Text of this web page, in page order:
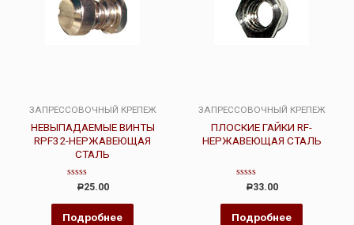
ЗАПРЕССОВОЧНЫЙ КРЕПЕЖ
НЕВЫПАДАЕМЫЕ ВИНТЫ
RPF32-НЕРЖАВЕЮЩАЯ
СТАЛЬ
Оценка
из
Р25.00
Подробнее
ЗАПРЕССОВОЧНЫЙ КРЕПЕЖ
ПЛОСКИЕ ГАЙКИ RF-
НЕРЖАВЕЮЩАЯ СТАЛЬ
Оценка
из
Р33.00
Подробнее